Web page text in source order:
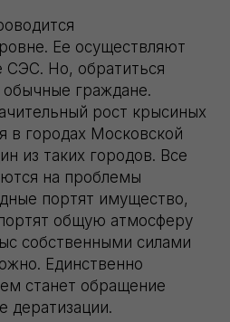
Ее осуществляют
СЭС. Но, обратиться
граждане.
рост крысиных
в городах Московской
из таких городов. Все
на проблемы
портят имущество,
общую атмосферу
собственными силами
Единственно
станет обращение
дератизации.